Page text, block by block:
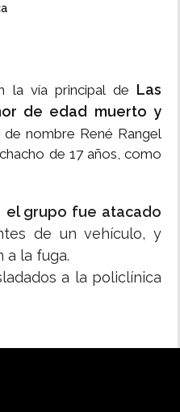
la vía principal de Las
de edad muerto y
de nombre René Rangel
de 17 años, como
el grupo fue atacado
de un vehículo, y
a la fuga.
a la policlínica